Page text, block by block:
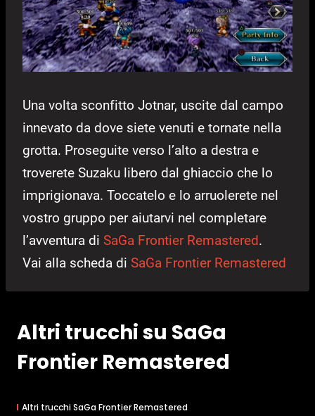
Una volta sconfitto Jotnar, uscite dal campo
innevato da dove siete venuti e tornate nella
grotta. Proseguite verso l’alto a destra e
troverete Suzaku libero dal ghiaccio che lo
imprigionava. Toccatelo e lo arruolerete nel
vostro gruppo per aiutarvi nel completare
l’avventura di SaGa Frontier Remastered.
Vai alla scheda di SaGa Frontier Remastered
Altri trucchi su SaGa
Frontier Remastered
Altri trucchi SaGa Frontier Remastered